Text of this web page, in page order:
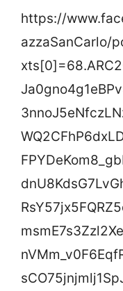
https://
azzaSanCarlo/